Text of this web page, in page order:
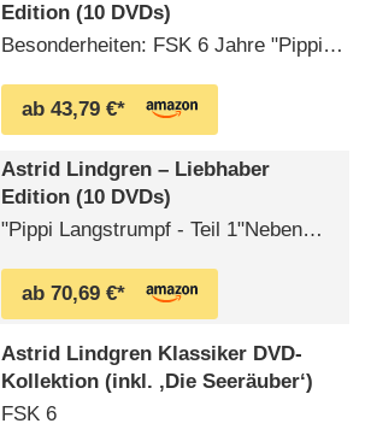
Edition (10 DVDs)
Besonderheiten: FSK 6 Jahre "Pippi
Elternhaus von Tommi und Annika
steht die lustig aussehende "Villa
Kunterbunt" seit Jahren leer. Eines
vormittags sehen die beiden Kinder,
wie ein Mädchen mit großen
Schuhen, roten Zöpfen und einem
Affen auf der Schulter in die …
ab 43,79 €*
Astrid Lindgren – Liebhaber
Edition (10 DVDs)
"Pippi Langstrumpf - Teil 1"Neben
Annika steht die lustig aussehende
"Villa Kunterbunt" seit Jahren leer.
Eines vormittags sehen die beiden
Kinder, wie ein Mädchen mit großen
Schuhen, roten Zöpfen und einem
Affen auf der Schulter in die Stadt
ab 70,69 €*
Astrid Lindgren Klassiker DVD-
Kollektion (inkl. ‚Die Seeräuber‘)
FSK 6